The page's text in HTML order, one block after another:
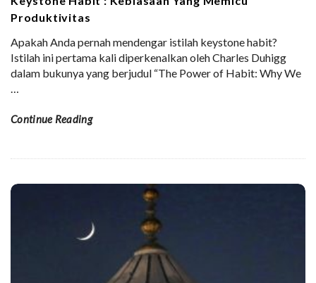
Produktivitas
Apakah Anda pernah mendengar istilah keystone habit?
Istilah ini pertama kali diperkenalkan oleh Charles Duhigg
dalam bukunya yang berjudul “The Power of Habit: Why We
Continue Reading